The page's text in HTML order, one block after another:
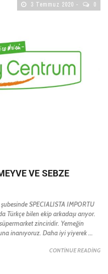
3 Temmuz 2020 0
VE SEBZE
SPECIALISTA IMPORTU
Türkçe bilen ekip arkadaşı arıyor.
zinciridir. Yemeğin
inanıyoruz. Daha iyi yiyerek ...
CONTINUE READING